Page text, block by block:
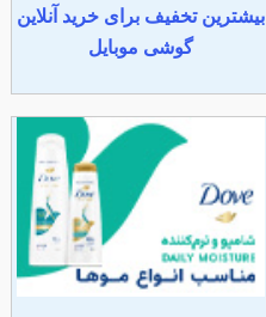
بیشترین تخفیف برای خرید آنلاین
گوشی موبایل